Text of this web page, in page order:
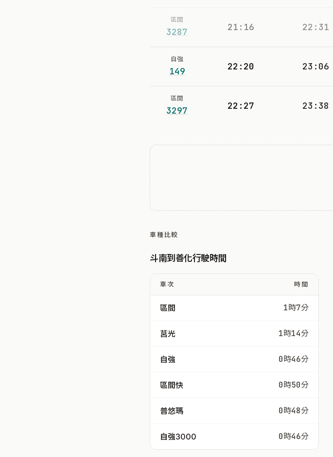
區間
3287 21:16 22:31
自強
149 22:20 23:06
區間
3297 22:27 23:38
車種比較
斗南到善化行駛時間
車次 時間
區間 1時7分
莒光 1時14分
自強 0時46分
區間快 0時50分
普悠瑪 0時48分
自強3000 0時46分